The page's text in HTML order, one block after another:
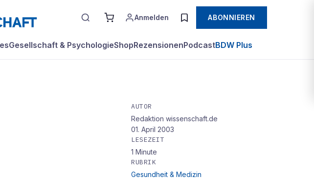
Anmelden ABONNIEREN
Gesellschaft & PsychologieShopRezensionenPodcastBDW Plus
AUTOR
Redaktion wissenschaft.de
01. April 2003
LESEZEIT
1 Minute
RUBRIK
Gesundheit & Medizin